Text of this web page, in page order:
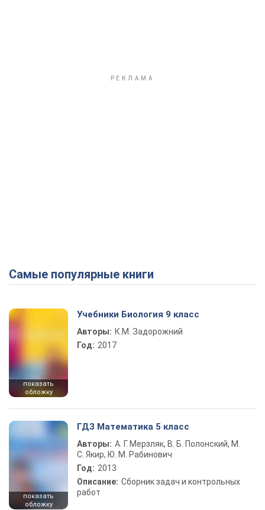
Самые популярные книги
показать
обложку
Учебники Биология 9 класс
Авторы: К.М. Задорожний
Год: 2017
показать
обложку
ГДЗ Математика 5 класс
Авторы: А. Г. Мерзляк, В. Б. Полонский, М.
С. Якир, Ю. М. Рабинович
Год: 2013
Описание: Сборник задач и контрольных
работ